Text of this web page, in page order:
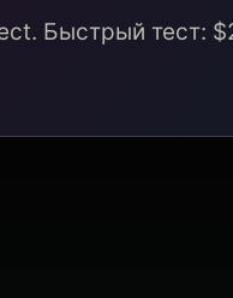
Быстрый тест: